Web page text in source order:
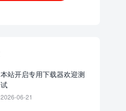
本站开启专用下载器欢迎测
试
2026-06-21